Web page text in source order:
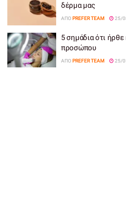
δέρμα μας
ΑΠΌ PREFER TEAM 25/
5 σημάδια ότι
προσώπου
ΑΠΌ PREFER TEAM 25/